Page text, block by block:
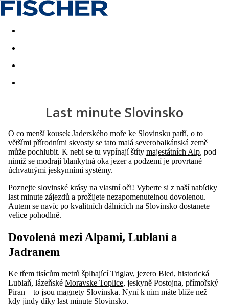
Akční nabídky Last minute
Last minute Slovinsko
O co menší kousek Jaderského moře ke Slovinsku patří, o to
většími přírodními skvosty se tato malá severobalkánská země
může pochlubit. K nebi se tu vypínají štíty majestátních Alp, pod
nimiž se modrají blankytná oka jezer a podzemí je provrtané
úchvatnými jeskynními systémy.
Poznejte slovinské krásy na vlastní oči! Vyberte si z naší nabídky
last minute zájezdů a prožijete nezapomenutelnou dovolenou.
Autem se navíc po kvalitních dálnicích na Slovinsko dostanete
velice pohodlně.
Dovolená mezi Alpami, Lublaní a
Jadranem
Ke třem tisícům metrů šplhající Triglav, jezero Bled, historická
Lublaň, lázeňské Moravske Toplice, jeskyně Postojna, přímořský
Piran – to jsou magnety Slovinska. Nyní k nim máte blíže než
kdy jindy díky last minute Slovinsko.